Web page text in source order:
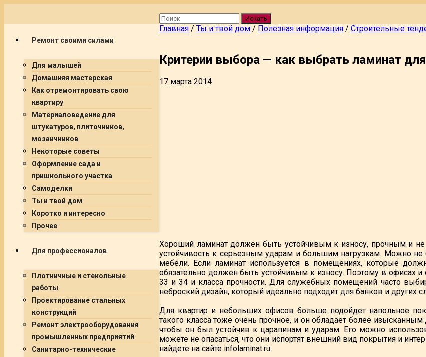
Ремонт своими силами
Для малышей
Домашняя мастерская
Как отремонтировать свою
квартиру
Материаловедение для
штукатуров, плиточников,
мозаичников
Некоторые советы
Оформление сада и
пришкольного участка
Самоделки
Ты и твой дом
Коротко и интересно
Прочее
Для профессионалов
Плотничные и стекольные
работы
Проектирование стальных
конструкций
Ремонт электрооборудования
промышленных предприятий
Санитарно-технические
Искать
Главная / Ты и твой дом / Полезная информация / Строительные
Критерии выбора — как выбрать ламинат
17 марта 2014
Хороший ламинат должен быть устойчивым к износу, прочным и
устойчивость к серьезным ударам и большим нагрузкам. Можно
мебели. Если ламинат используется в помещениях, которые
обязательно должен быть устойчивым к износу. Поэтому в офисах
33 и 34 и класса прочности. Для служебных помещений часто
неброский дизайн, который идеально подходит для банков и других
Для квартир и небольших офисов больше подойдет напольное
такого класса тоже очень прочное, и он обладает более
чтобы он был устойчив к царапинам и ударам. Его можно
можете не опасаться, что они испортят внешний вид покрытия и
найдете на сайте infolaminat.ru.